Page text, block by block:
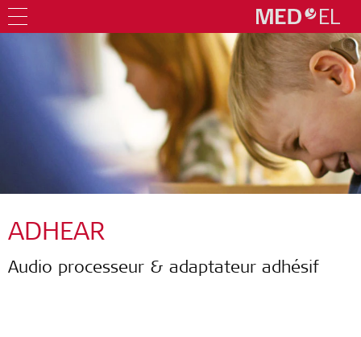
ADHEAR
Audio processeur & adaptateur adhésif